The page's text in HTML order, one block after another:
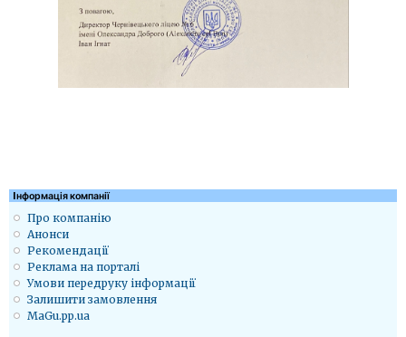
Iнформація компанії
Про компанію
Анонси
Рекомендації
Реклама на порталі
Умови передруку інформації
Залишити замовлення
MaGu.pp.ua